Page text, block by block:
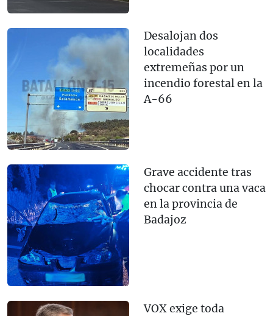
Desalojan dos
localidades
extremeñas por un
incendio forestal en la
A-66
Grave accidente tras
chocar contra una vaca
en la provincia de
Badajoz
VOX exige toda